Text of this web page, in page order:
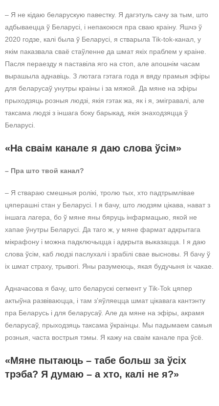
– Я не кідаю беларускую павестку. Я дагэтуль сачу за тым, што
адбываецца ў Беларусі, і непакоюся пра сваю краіну. Яшчэ ў
2020 годзе, калі была ў Беларусі, я стварыла Tik-tok-канал, у
якім паказвала сваё стаўленне да шмат якіх праблем у краіне.
Пасля пераезду я паставіла яго на стоп, але апошнім часам
вырашыла аднавіць. З лютага гэтага года я вяду прамыя эфіры
для беларусаў унутры краіны і за мяжой. Да мяне на эфіры
прыходзяць розныя людзі, якія гэтак жа, як і я, эмігравалі, але
таксама людзі з іншага боку барыкад, якія знаходзяцца ў
Беларусі.
«На сваім канале я даю слова ўсім»
– Пра што твой канал?
– Я ствараю смешныя ролікі, тролю тых, хто падтрымлівае
цяперашні стан у Беларусі. І я бачу, што людзям цікава, нават з
іншага лагера, бо ў мяне яны бяруць інфармацыю, якой не
хапае ўнутры Беларусі. Да таго ж, у мяне фармат адкрытага
мікрафону і можна падключыцца і адкрыта выказацца. І я даю
слова ўсім, каб людзі паслухалі і зрабілі свае высновы. Я бачу ў
іх шмат страху, трывогі. Яны разумеюць, якая будучыня іх чакае.
Адначасова я бачу, што беларускі сегмент у Tik-Tok цяпер
актыўна развіваюцца, і там з’яўляецца шмат цікавага кантэнту
пра Беларусь і для беларусаў. Але да мяне на эфіры, акрамя
беларусаў, прыходзяць таксама ўкраінцы. Мы падымаем самыя
розныя, часта вострыя тэмы. Я кажу на сваім канале пра ўсё.
«Мяне пытаюць – табе больш за ўсіх
трэба? Я думаю – а хто, калі не я?»